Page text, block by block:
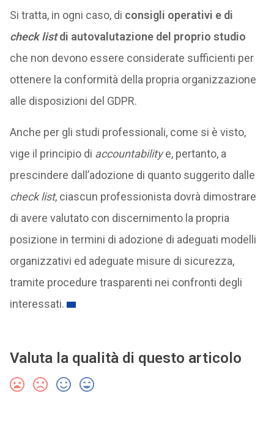
Si tratta, in ogni caso, di consigli operativi e di
check listdi autovalutazione del proprio studio
che non devono essere considerate sufficienti per
ottenere la conformità della propria organizzazione
alle disposizioni del GDPR.
Anche per gli studi professionali, come si è visto,
vige il principio di accountabilitye, pertanto, a
prescindere dall’adozione di quanto suggerito dalle
check list, ciascun professionista dovrà dimostrare
di avere valutato con discernimento la propria
posizione in termini di adozione di adeguati modelli
organizzativi ed adeguate misure di sicurezza,
tramite procedure trasparenti nei confronti degli
interessati.
Valuta la qualità di questo articolo